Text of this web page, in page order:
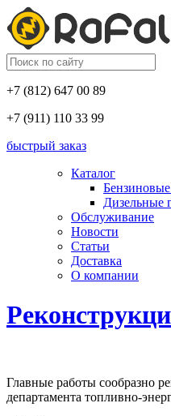
+7 (812) 647 00 89
+7 (911) 110 33 99
быстрый заказ
Каталог
Дизельные
Обслуживание
Новости
Статьи
Доставка
О компании
Главные работы сообразно
департамента топливно-